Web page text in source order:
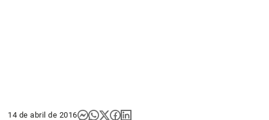
14 de abril de 2016